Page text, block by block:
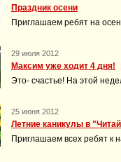
Праздник осени
Приглашаем ребят на
29 июля 2012
Максим уже ходит 4 дня!
Это- счастье! На этой
25 июня 2012
Летние каникулы в
Приглашаем всех ребят к